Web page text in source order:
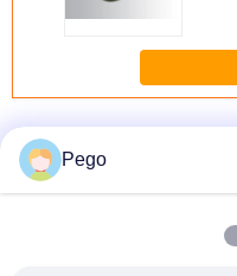
มากกว่า ทดสอบ Finger
Pego